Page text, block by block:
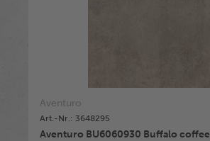
Aventuro
Art.-Nr.: 3648295
Aventuro BU6060930 Buffalo coffee